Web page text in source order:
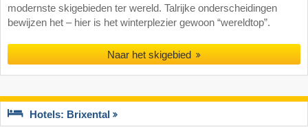
modernste skigebieden ter wereld. Talrijke onderscheidingen
bewijzen het – hier is het winterplezier gewoon “wereldtop”.
Naar het skigebied
Hotels: Brixental